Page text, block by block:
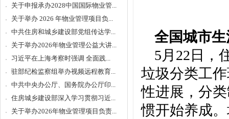
关于申报承办2028中国国际物业管...
关于举办 2026 年物业管理项目负...
中共住房和城乡建设部党组传达学...
关于举办2026年物业管理公益大讲...
习近平在上海考察时强调 全面践...
驻部纪检监察组举办视频远程教育...
中共中央办公厅、国务院办公厅印...
住房城乡建设部深入学习贯彻习近...
关于举办2026年物业管理项目负责...
全国城市
5月22日，
垃圾分类工
性进展，分
惯开始养成